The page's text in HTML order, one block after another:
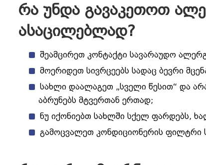
რა უნდა გავაკეთოთ
ასაცილებლად?
შეამცირეთ კონტაქტი სავარაუდო
მოერიდეთ სივრცეებს სადაც ბევრი
სახლი დაალაგეთ „სველი წესით“ და
აბრუნებს მტვერთან ერთად;
ნუ იქონიებთ სახლში სქელ ფარდებს,
გამოცვალეთ კონდიციონერის ფილტრი